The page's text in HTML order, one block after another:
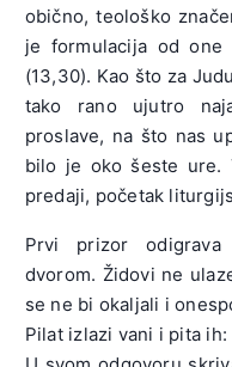
obično, teološko
je formulacija od
(13,30). Kao što za
tako rano ujutro
proslave, na što nas
bilo je oko šeste ure.
predaji, početak
Prvi prizor
dvorom. Židovi ne
se ne bi okaljali i
Pilat izlazi vani i pita